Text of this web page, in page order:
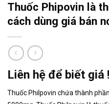
Thuốc Phipovin là
cách dùng giá bán
Liên hệ để biết giá !
Thuốc Philpovin chứa thành